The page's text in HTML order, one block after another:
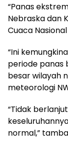
“Panas
Nebraska dan
Cuaca Nasional
“Ini
periode panas
besar wilayah
meteorologi
“Tidak
normal,”